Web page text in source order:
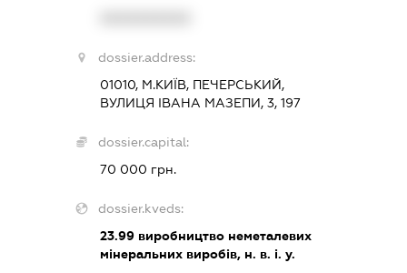
dossier.address:
01010, М.КИЇВ, ПЕЧЕРСЬКИЙ,
ВУЛИЦЯ ІВАНА МАЗЕПИ, 3, 197
dossier.capital:
70 000 грн.
dossier.kveds:
23.99 виробництво неметалевих
мінеральних виробів, н. в. і. у.